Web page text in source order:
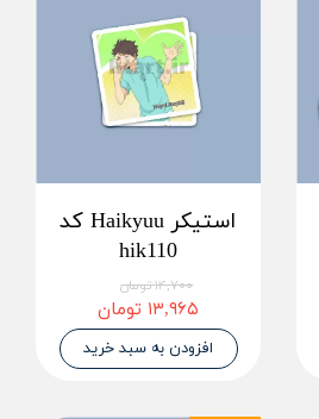
استیکر Haikyuu کد
hik110
۱۴,۷۰۰ تومان
۱۳,۹۶۵ تومان
افزودن به سبد خرید